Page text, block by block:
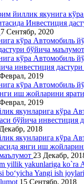
йиллик якунига
Инвестиция
7 Сентябр, 2020
кўра Автомобиль
бўйича
кўра Автомобиль
инвестиция дастури
2019
кўра Автомобиль
иш жойларини
2019
якунларига кўра
бўйича инвестиция
2018
якунларига кўра
янги иш
23 Декабр,
yillik yakunlariga ko`ra
bo‘yicha Yangi ish
15 Сентябр, 2018